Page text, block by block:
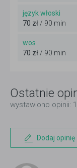
język włoski
70 zł/ 90 min
wos
70 zł/ 90 min
Ostatnie
wystawiono opinii: 1
Dodaj opinię